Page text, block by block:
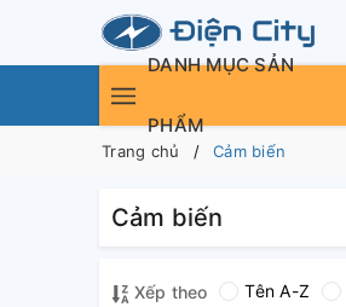
DANH MỤC SẢN
PHẨM
Trang chủ Cảm biến
Cảm biến
Xếp theo Tên A-Z